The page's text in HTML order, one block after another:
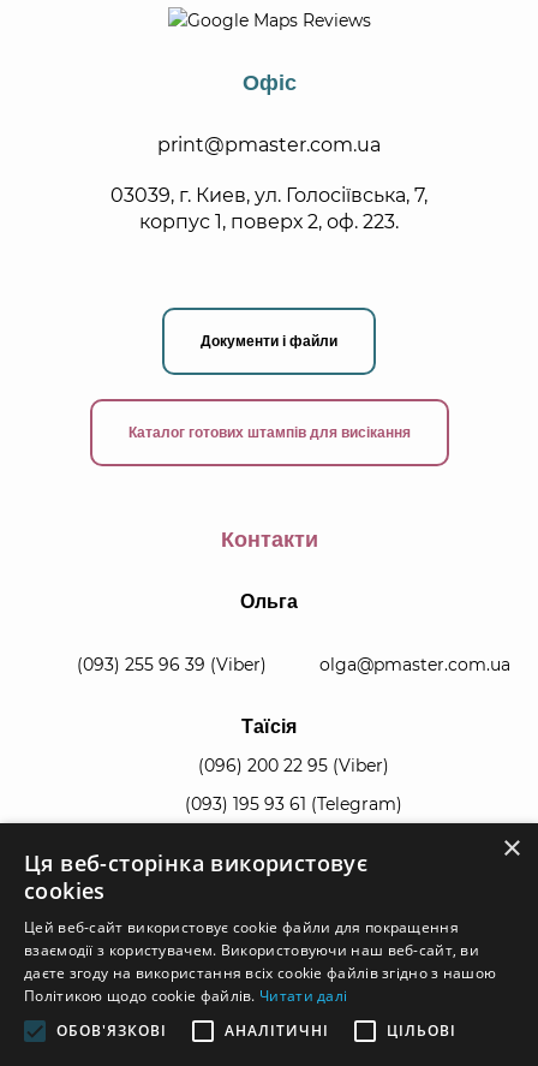
Офіс
print@pmaster.com.ua
03039, г. Киев, ул. Голосіївська, 7,
корпус 1, поверх 2, оф. 223.
Документи і файли
Каталог готових штампів для висікання
Контакти
Ольга
(093) 255 96 39 (Viber) olga@pmaster.com.ua
Таїсія
(096) 200 22 95(Viber)
(093) 195 93 61 (Telegram)
manager@pmaster.com.ua
© 2026, всі права захищені.
×
Ця веб-сторінка використовує
cookies
Цей веб-сайт використовує cookie файли для покращення
взаємодії з користувачем. Використовуючи наш веб-сайт, ви
даєте згоду на використання всіх cookie файлів згідно з нашою
Політикою щодо cookie файлів. Читати далі
ОБОВ'ЯЗКОВІ
АНАЛІТИЧНІ ЦІЛЬОВІ